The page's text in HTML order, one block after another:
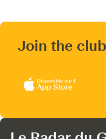
Join the
Disponible sur l’
App Store